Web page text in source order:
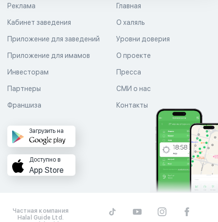
Главная
О халяль
Уровни доверия
Реклама
Кабинет заведения
Приложение для заведений
Приложение для имамов О проекте
Пресса
СМИ о нас
Контакты
Инвесторам
Партнеры
Франшиза
Загрузить на
Доступно в
App Store
Частная компания
Halal Guide Ltd.